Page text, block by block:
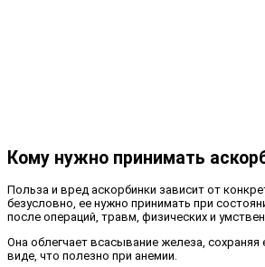
Кому нужно принимать
Польза и вред аскорбинки зависит от
безусловно, ее нужно принимать при
после операций, травм, физических и
Она облегчает всасывание железа,
виде, что полезно при анемии.